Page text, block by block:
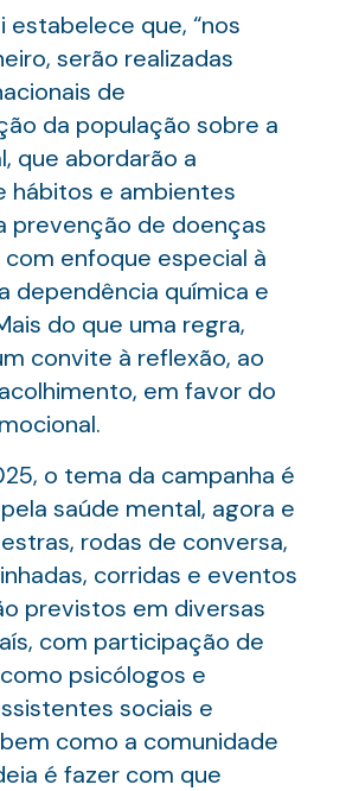
estabelece que, “nos
serão realizadas
de
da população sobre a
que abordarão a
hábitos e ambientes
prevenção de doenças
com enfoque especial à
dependência química e
do que uma regra,
convite à reflexão, ao
em favor do
o tema da campanha é
saúde mental, agora e
rodas de conversa,
corridas e eventos
previstos em diversas
com participação de
psicólogos e
sociais e
como a comunidade
é fazer com que